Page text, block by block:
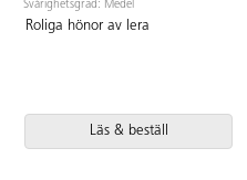
Svårighetsgrad: Medel
Roliga hönor av lera
Läs & beställ